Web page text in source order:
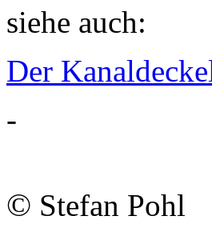
siehe auch:
Der
-
© Stefan Pohl